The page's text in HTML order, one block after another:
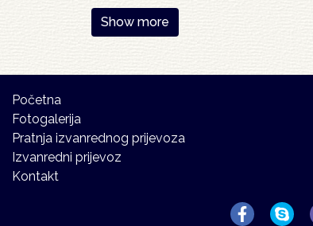
Show more
Početna
Fotogalerija
Pratnja izvanrednog prijevoza
Izvanredni prijevoz
Kontakt